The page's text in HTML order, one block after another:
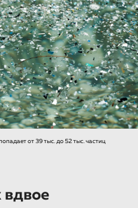
от 39 тыс. до 52 тыс. частиц
вдвое